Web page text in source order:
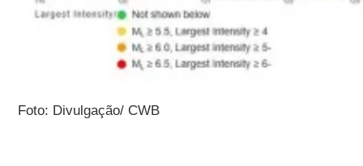
Foto: Divulgação/ CWB